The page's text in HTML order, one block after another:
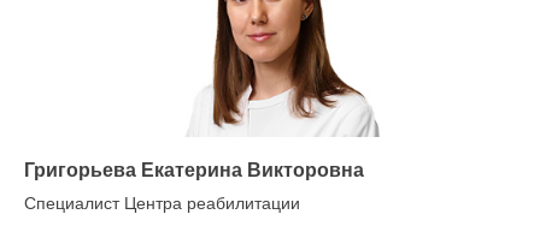
Григорьева Екатерина Викторовна
Специалист Центра реабилитации